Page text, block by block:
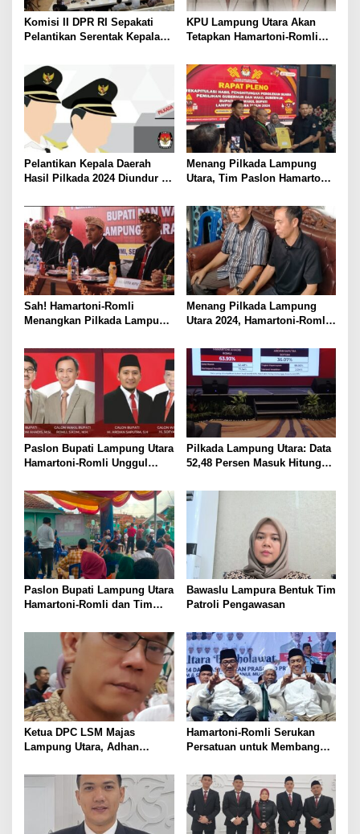
Komisi II DPR RI Sepakati
Pelantikan Serentak Kepala
KPU Lampung Utara Akan
Tetapkan Hamartoni-Romli
Bupati Terpilih Besok
Pelantikan Kepala Daerah
Hasil Pilkada 2024 Diundur ke
Menang Pilkada Lampung
Utara, Tim Paslon Hamartoni-
dan Terimakasih Kepada
Semua Pihak
Sah! Hamartoni-Romli
Menangkan Pilkada Lampung
Menang Pilkada Lampung
Utara 2024, Hamartoni-Romli
Masyarakat
Paslon Bupati Lampung Utara
Hamartoni-Romli Unggul
2024
Pilkada Lampung Utara: Data
52,48 Persen Masuk Hitung
Romli Unggul 63,93 Persen
Paslon Bupati Lampung Utara
Hamartoni-Romli dan Tim
Pilkada Serentak
Bawaslu Lampura Bentuk Tim
Patroli Pengawasan
Ketua DPC LSM Majas
Lampung Utara, Adhan
Kondusivitas Jelang Pilkada
2024
Hamartoni-Romli Serukan
Persatuan untuk Membangun
Aman dan Sejahtera